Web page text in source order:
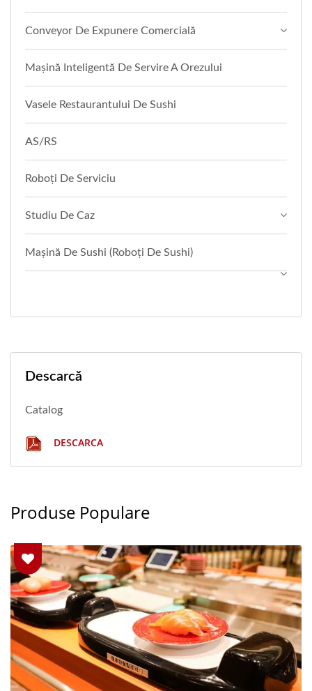
Conveyor De Expunere Comercială
Mașină Inteligentă De Servire A Orezului
Vasele Restaurantului De Sushi
AS/RS
Roboți De Serviciu
Studiu De Caz
Mașină De Sushi (Roboți De Sushi)
Descarcă
Catalog
DESCARCA
Produse Populare